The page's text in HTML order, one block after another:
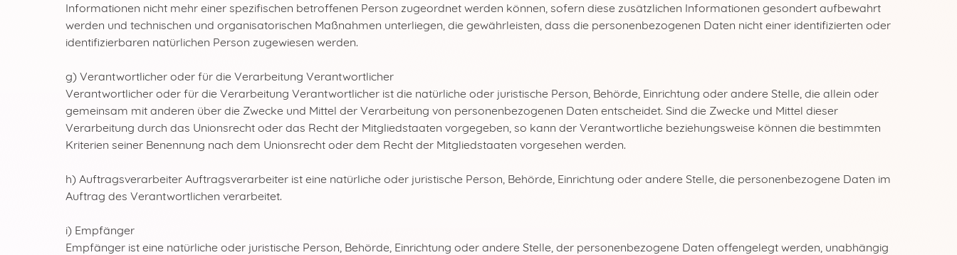
Informationen nicht mehr einer spezifischen betroffenen Person zugeordnet werden können, sofern diese zusätzlichen Informationen gesondert aufbewahrt
werden und technischen und organisatorischen Maßnahmen unterliegen, die gewährleisten, dass die personenbezogenen Daten nicht einer identifizierten oder
identifizierbaren natürlichen Person zugewiesen werden.
g) Verantwortlicher oder für die Verarbeitung Verantwortlicher
Verantwortlicher oder für die Verarbeitung Verantwortlicher ist die natürliche oder juristische Person, Behörde, Einrichtung oder andere Stelle, die allein oder
gemeinsam mit anderen über die Zwecke und Mittel der Verarbeitung von personenbezogenen Daten entscheidet. Sind die Zwecke und Mittel dieser
Verarbeitung durch das Unionsrecht oder das Recht der Mitgliedstaaten vorgegeben, so kann der Verantwortliche beziehungsweise können die bestimmten
Kriterien seiner Benennung nach dem Unionsrecht oder dem Recht der Mitgliedstaaten vorgesehen werden.
h) Auftragsverarbeiter Auftragsverarbeiter ist eine natürliche oder juristische Person, Behörde, Einrichtung oder andere Stelle, die personenbezogene Daten im
Auftrag des Verantwortlichen verarbeitet.
i) Empfänger
Empfänger ist eine natürliche oder juristische Person, Behörde, Einrichtung oder andere Stelle, der personenbezogene Daten offengelegt werden, unabhängig